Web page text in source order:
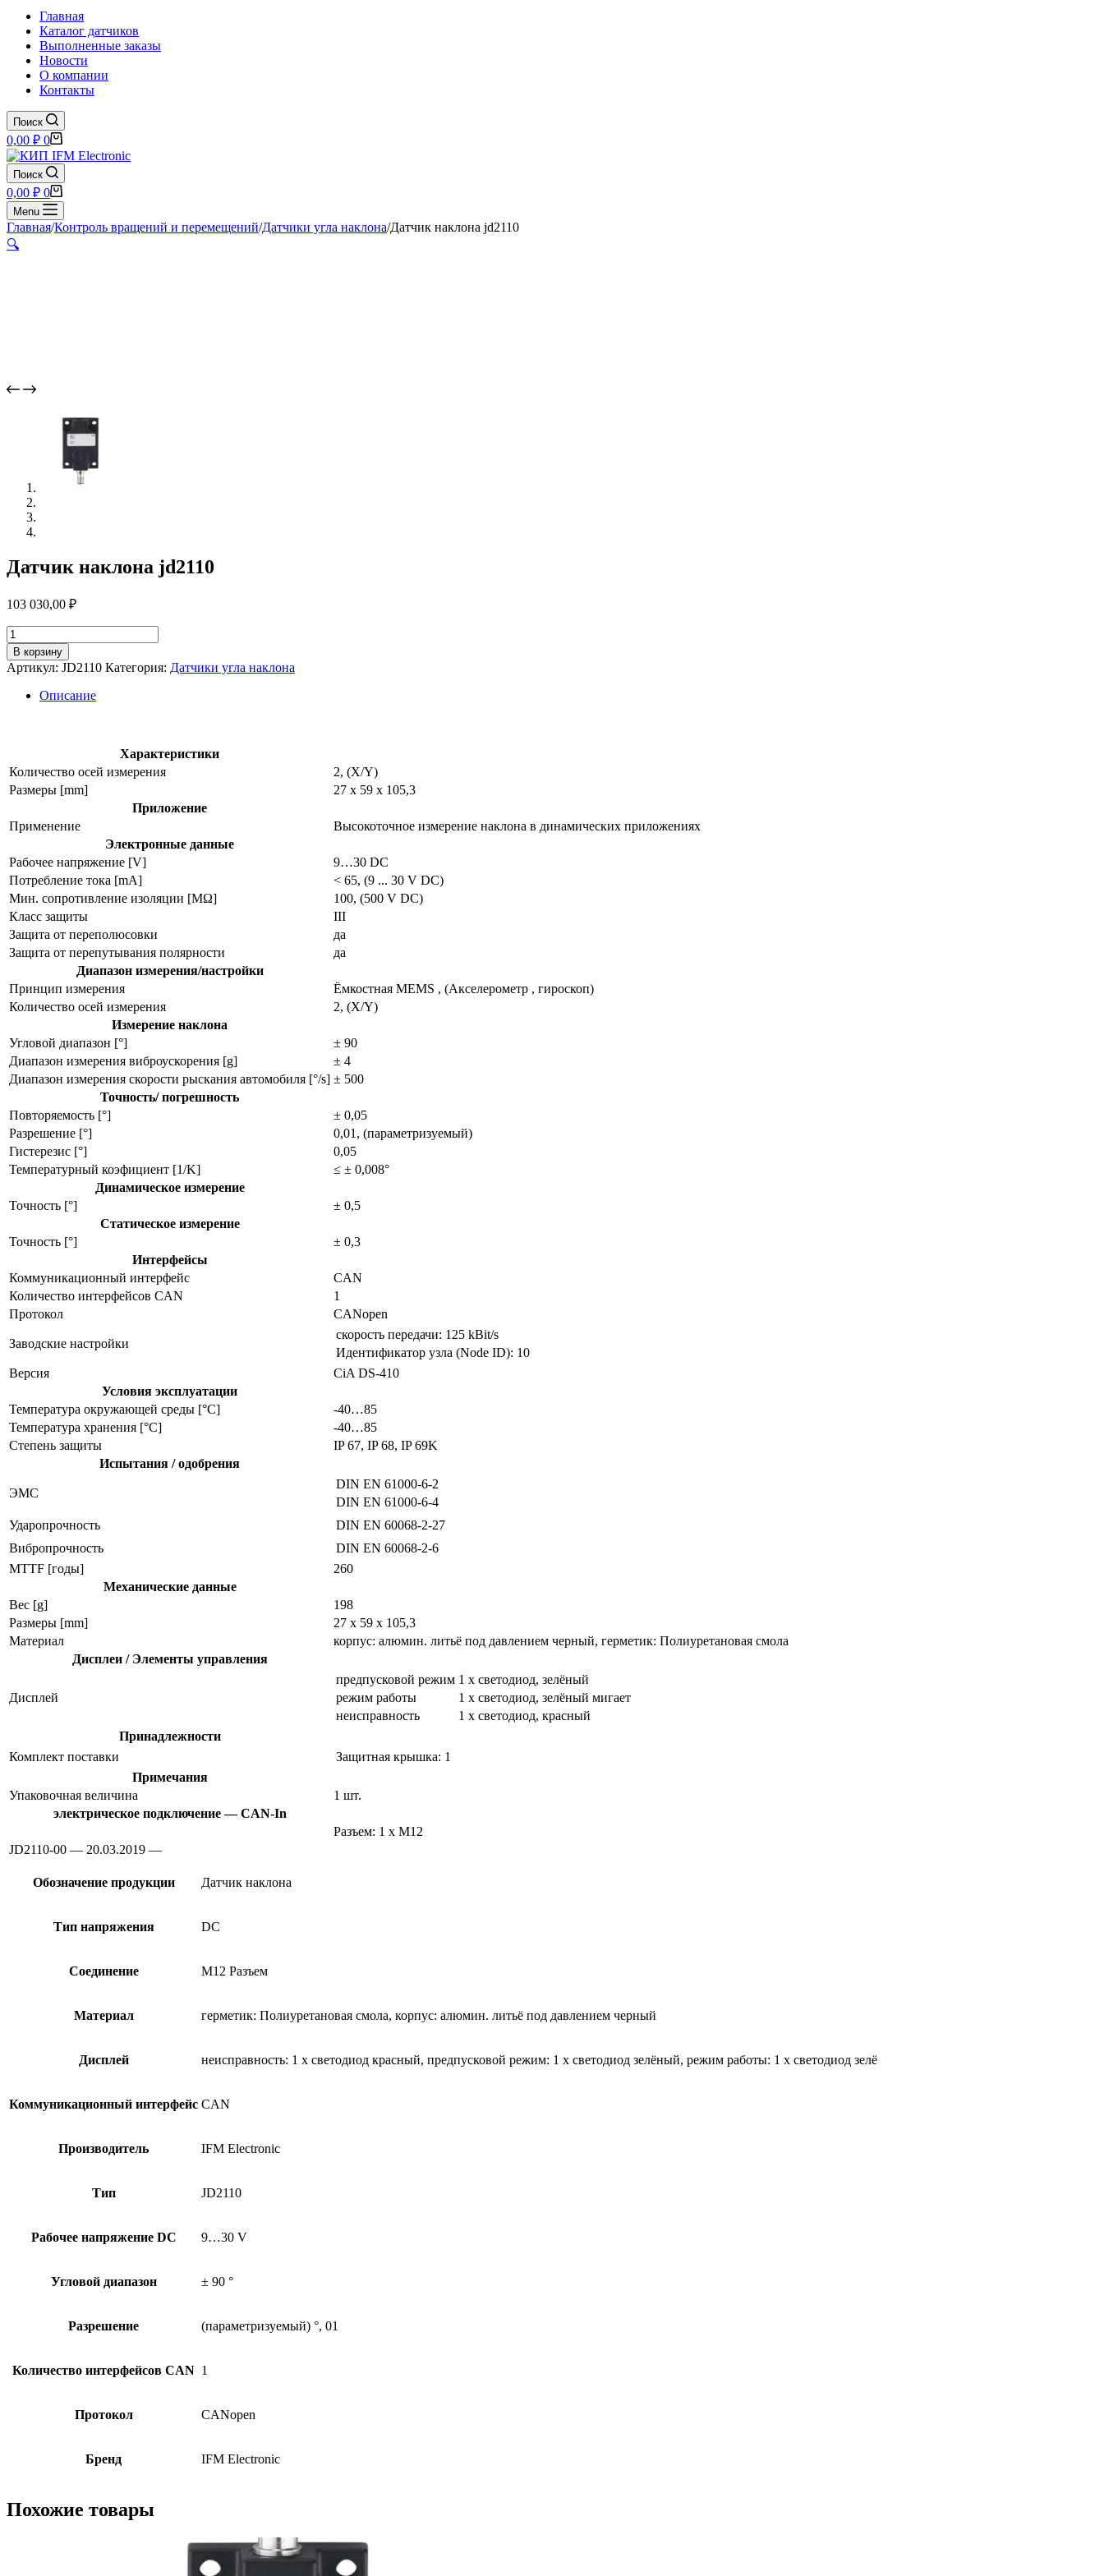
Главная
Каталог датчиков
Выполненные заказы
Новости
О компании
Контакты
Поиск
Корзина
0,00 ₽ 0
Поиск
Корзина
0,00 ₽ 0
Menu
Главная/Контроль вращений и перемещений/Датчики угла наклона/Датчик наклона jd2110
🔍
Датчик наклона jd2110
103 030,00 ₽
Количество
товара
Датчик
наклона
jd2110
В корзину
Артикул: JD2110 Категория: Датчики угла наклона
Описание
Характеристики
Количество осей измерения
2, (X/Y)
Размеры [mm]
27 x 59 x 105,3
Приложение
Применение
Высокоточное измерение наклона в динамических приложениях
Электронные данные
Рабочее напряжение [V]
9…30 DC
Потребление тока [mA]
< 65, (9 ... 30 V DC)
Мин. сопротивление изоляции [MΩ]
100, (500 V DC)
Класс защиты
III
Защита от переполюсовки
да
Защита от перепутывания полярности
да
Диапазон измерения/настройки
Принцип измерения
Ёмкостная MEMS , (Акселерометр , гироскоп)
Количество осей измерения
2, (X/Y)
Измерение наклона
Угловой диапазон [°]
± 90
Диапазон измерения виброускорения [g]
± 4
Диапазон измерения скорости рыскания автомобиля [°/s] ± 500
Точность/ погрешность
Повторяемость [°]
± 0,05
Разрешение [°]
0,01, (параметризуемый)
Гистерезис [°]
0,05
Температурный коэфициент [1/K]
≤ ± 0,008°
Динамическое измерение
Точность [°]
± 0,5
Статическое измерение
Точность [°]
± 0,3
Интерфейсы
Коммуникационный интерфейс
CAN
Количество интерфейсов CAN
1
Протокол
CANopen
Заводские настройки
скорость передачи: 125 kBit/s
Идентификатор узла (Node ID): 10
Версия
CiA DS-410
Условия эксплуатации
Температура окружающей среды [°C]
-40…85
Температура хранения [°C]
-40…85
Степень защиты
IP 67, IP 68, IP 69K
Испытания / одобрения
ЭMC
DIN EN 61000-6-2
DIN EN 61000-6-4
Ударопрочность
DIN EN 60068-2-27
Вибропрочность
DIN EN 60068-2-6
MTTF [годы]
260
Механические данные
Вес [g]
198
Размеры [mm]
27 x 59 x 105,3
Материал
корпус: алюмин. литьё под давлением черный, герметик: Полиуретановая смола
Дисплеи / Элементы управления
Дисплей
предпусковой режим 1 x светодиод, зелёный
режим работы
1 x светодиод, зелёный мигает
неисправность
1 x светодиод, красный
Принадлежности
Комплект поставки
Защитная крышка: 1
Примечания
Упаковочная величина
1 шт.
электрическое подключение — CAN-In
Разъем: 1 x M12
JD2110-00 — 20.03.2019 —
Обозначение продукции Датчик наклона
Тип напряжения DC
Соединение M12 Разъем
Материал герметик: Полиуретановая смола, корпус: алюмин. литьё под давлением черный
Дисплей неисправность: 1 x светодиод красный, предпусковой режим: 1 x светодиод зелёный, режим работы: 1 x светодиод зелё
Коммуникационный интерфейс CAN
Производитель IFM Electronic
Тип JD2110
Рабочее напряжение DC 9…30 V
Угловой диапазон ± 90 °
Разрешение (параметризуемый) °, 01
Количество интерфейсов CAN 1
Протокол CANopen
Бренд IFM Electronic
Похожие товары